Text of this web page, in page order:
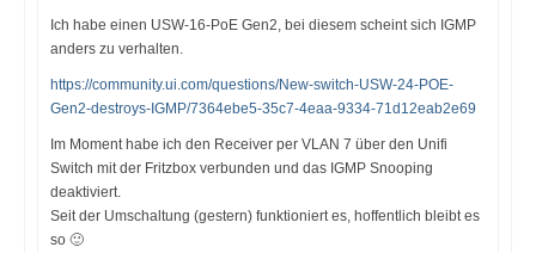
Ich habe einen USW-16-PoE Gen2, bei diesem scheint sich IGMP
anders zu verhalten.
https://community.ui.com/questions/New-switch-USW-24-POE-
Gen2-destroys-IGMP/7364ebe5-35c7-4eaa-9334-71d12eab2e69
Im Moment habe ich den Receiver per VLAN 7 über den Unifi
Switch mit der Fritzbox verbunden und das IGMP Snooping
deaktiviert.
Seit der Umschaltung (gestern) funktioniert es, hoffentlich bleibt es
so 🙂